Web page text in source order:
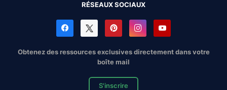
RÉSEAUX SOCIAUX
Obtenez des ressources exclusives directement dans votre
boîte mail
S'inscrire